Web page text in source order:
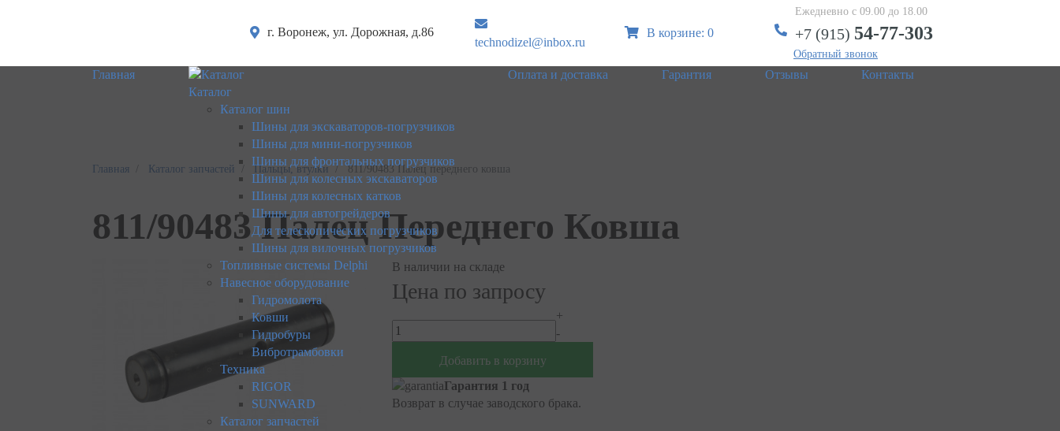
г. Воронеж, ул. Дорожная, д.86
technodizel@inbox.ru
В корзине: 0
Ежедневно с 09.00 до 18.00
+7 (915) 54-77-303
Обратный звонок
Главная
Каталог
Каталог шин
Шины для экскаваторов-погрузчиков
Шины для мини-погрузчиков
Шины для фронтальных погрузчиков
Шины для колесных экскаваторов
Шины для колесных катков
Шины для автогрейдеров
Для телескопических погрузчиков
Шины для вилочных погрузчиков
Топливные системы Delphi
Навесное оборудование
Гидромолота
Ковши
Гидробуры
Вибротрамбовки
Техника
RIGOR
SUNWARD
Каталог запчастей
Оплата и доставка Гарантия Отзывы Контакты
Главная Каталог запчастей Пальцы, втулки 811/90483 Палец переднего ковша
811/90483 Палец Переднего Ковша
В наличии на складе
Цена по запросу
+
-
Добавить в корзину
Гарантия 1 год
Возврат в случае заводского брака.